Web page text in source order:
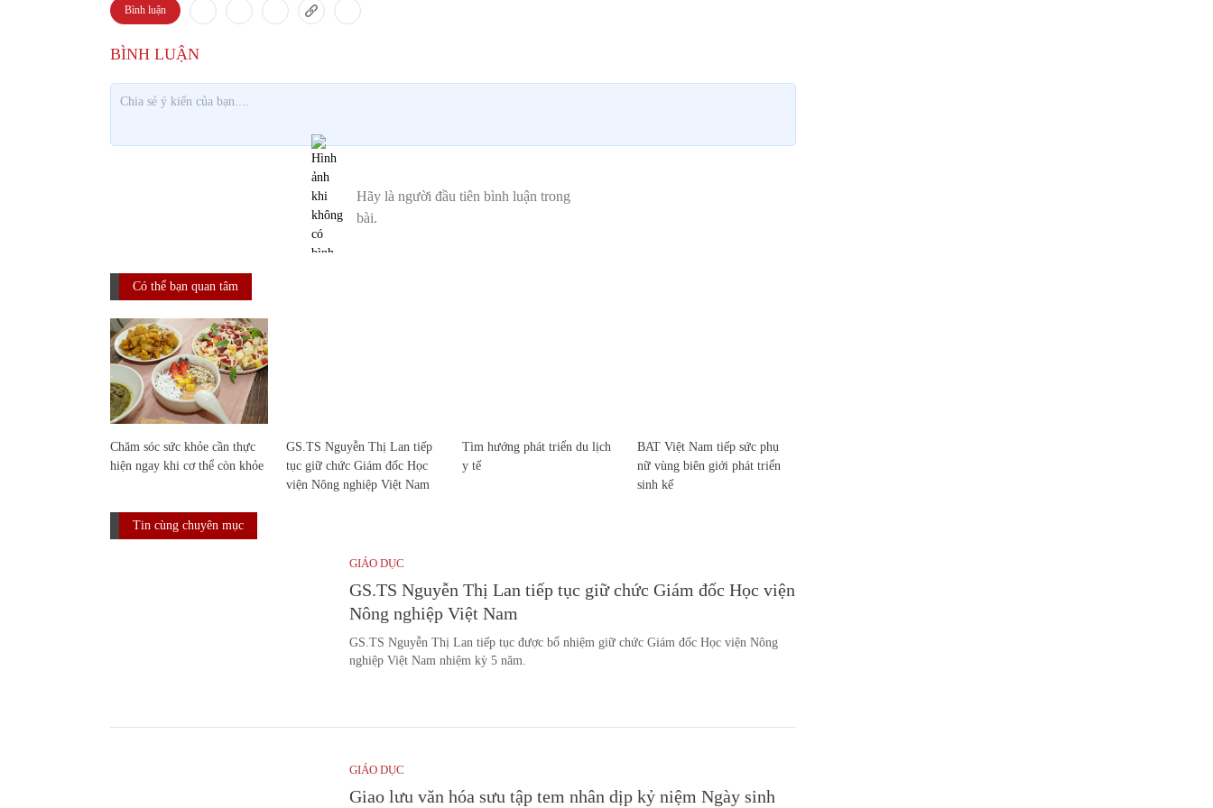
Bình luận
Có thể bạn quan tâm
Chăm sóc sức khỏe cần thực
hiện ngay khi cơ thể còn khỏe
GS.TS Nguyễn Thị Lan tiếp
tục giữ chức Giám đốc Học
viện Nông nghiệp Việt Nam
Tìm hướng phát triển du lịch
y tế
BAT Việt Nam tiếp sức phụ
nữ vùng biên giới phát triển
sinh kế
Tin cùng chuyên mục
GIÁO DỤC
GS.TS Nguyễn Thị Lan tiếp tục giữ chức Giám đốc Học viện
Nông nghiệp Việt Nam
GS.TS Nguyễn Thị Lan tiếp tục được bổ nhiệm giữ chức Giám đốc Học viện Nông
nghiệp Việt Nam nhiệm kỳ 5 năm.
GIÁO DỤC
Giao lưu văn hóa sưu tập tem nhân dịp kỷ niệm Ngày sinh